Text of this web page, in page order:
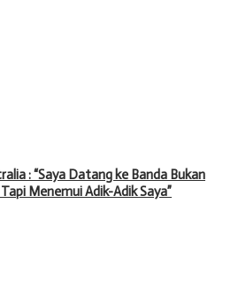
: “Saya Datang ke Banda Bukan
Menemui Adik-Adik Saya”